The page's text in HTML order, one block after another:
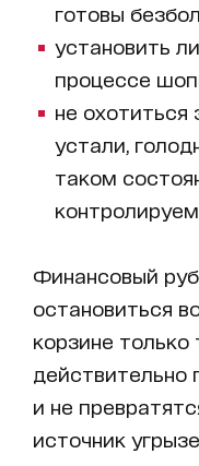
готовы
установить
процессе
не охотиться
устали,
таком
Финансовый
остановиться
корзине только
действительно
и не
источник